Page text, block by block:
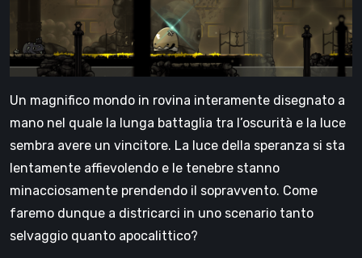
Un magnifico mondo in rovina interamente disegnato a
mano nel quale la lunga battaglia tra l’oscurità e la luce
sembra avere un vincitore. La luce della speranza si sta
lentamente affievolendo e le tenebre stanno
minacciosamente prendendo il sopravvento. Come
faremo dunque a districarci in uno scenario tanto
selvaggio quanto apocalittico?